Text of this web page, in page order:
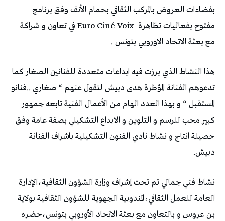
بفضاءات العروض بالمركب الثقافي بحمام الأنف وفق برنامج
مفتوح بفعاليات تظاهرة
Euro Ciné Voix في تعاون و شراكة
مع بعثة الاتحاد الاوروبي بتونس .
هذا النشاط الذي برزت فيه ابداعات متعددة للفنانين الصغار كما
تدعوهم الفنانة المؤطرة هدى دبيش لتقول عنهم “ صغاري ..فنانو
المستقبل “ و بهذا العدد الهام من الأعمال الفنية تابعه جمهور
كبير محب للرسم و التلوين و الابداع التشكيلي بصفة عامة وفق
حصيلة انتاج و نشاط نادي الفنون التشكيلية باشراف الفنانة
دبيش.
نشاط فني جمالي تم تحت إشراف وزارة الشؤون الثقافية،الإدارة
العامة للعمل الثقافي،المندوبية الجهوية للشؤون الثقافية بولاية
بن عروس و بالتعاون مع بعثة الاتحاد الأوروبي بتونس،حضره